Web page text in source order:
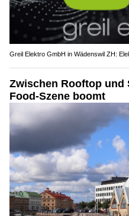
Greil Elektro GmbH in Wädenswil ZH:
Zwischen Rooftop und
Food-Szene boomt